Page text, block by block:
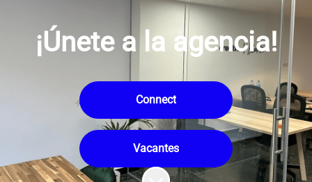
¡Únete a la agencia!
Connect
Vacantes
Más contenido